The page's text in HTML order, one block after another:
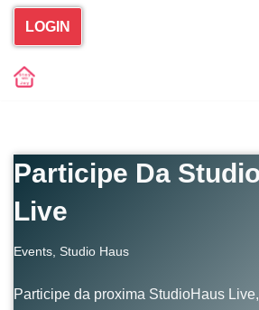
Skip
to
LOGIN
Participe Da
Live
Events Studio Haus
Participe da proxima StudioHaus